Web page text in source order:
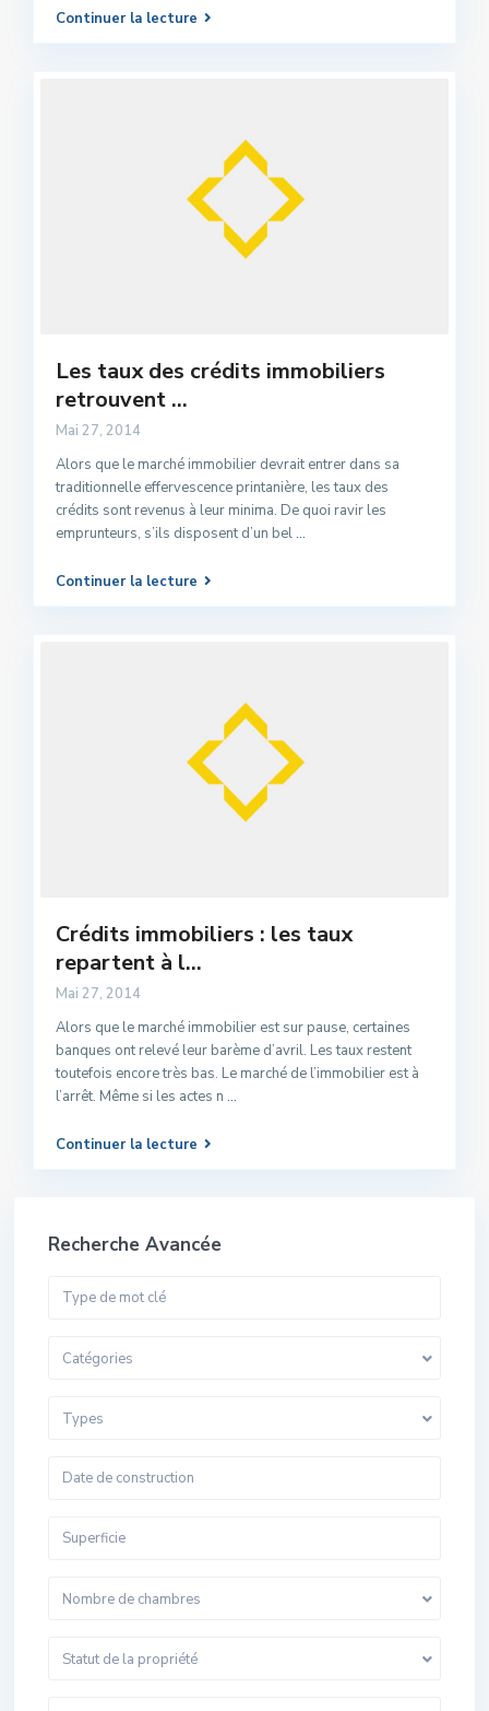
Continuer la lecture
Les taux des crédits immobiliers
retrouvent ...
Mai 27, 2014
Alors que le marché immobilier devrait entrer dans sa
traditionnelle effervescence printanière, les taux des
crédits sont revenus à leur minima. De quoi ravir les
emprunteurs, s’ils disposent d’un bel...
Continuer la lecture
Crédits immobiliers : les taux
repartent à l...
Mai 27, 2014
Alors que le marché immobilier est sur pause, certaines
banques ont relevé leur barème d’avril. Les taux restent
toutefois encore très bas. Le marché de l’immobilier est à
l’arrêt. Même si les actes n ...
Continuer la lecture
Recherche Avancée
Catégories
Types
Nombre de chambres
Statut de la propriété